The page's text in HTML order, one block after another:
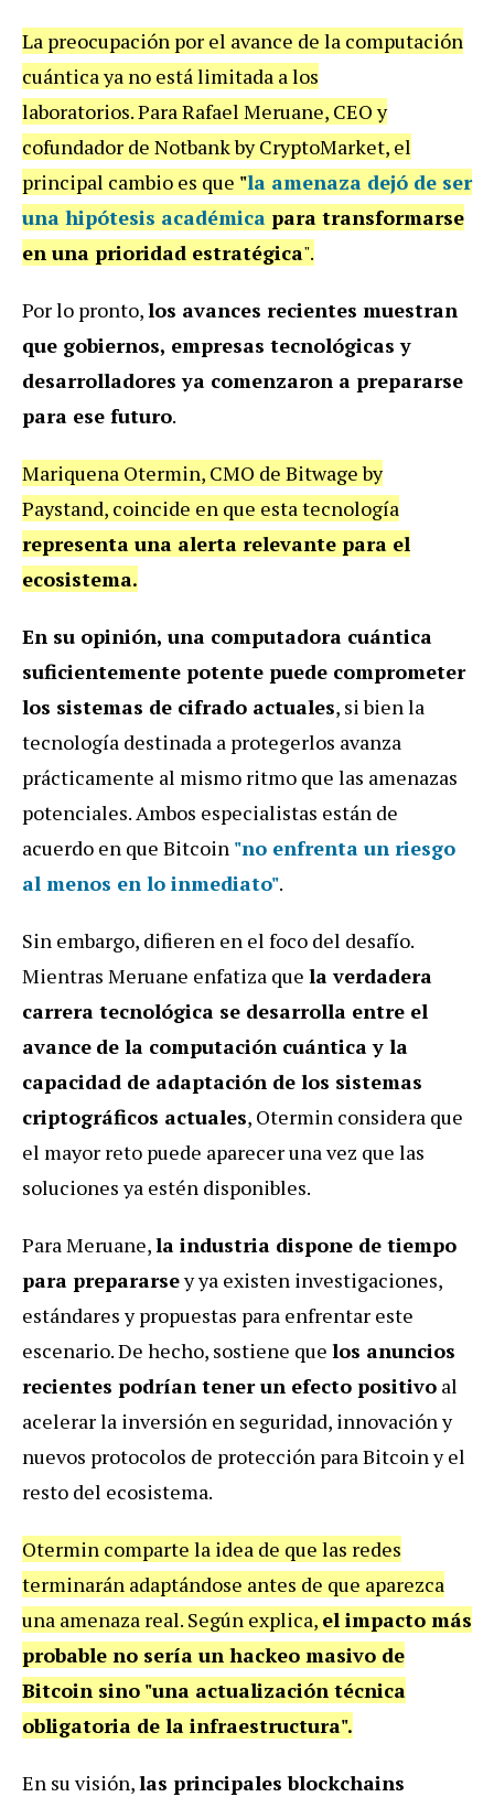
La preocupación por el avance de la computación
cuántica ya no está limitada a los
laboratorios. Para Rafael Meruane, CEO y
cofundador de Notbank by CryptoMarket, el
principal cambio es que "la amenaza dejó de ser
una hipótesis académica para transformarse
en una prioridad estratégica".
Por lo pronto,los avances recientes muestran
que gobiernos, empresas tecnológicas y
desarrolladores ya comenzaron a prepararse
para ese futuro.
Mariquena Otermin, CMO de Bitwage by
Paystand, coincide en que esta tecnología
representa una alerta relevante para el
ecosistema.
En su opinión, una computadora cuántica
suficientemente potente puede comprometer
los sistemas de cifrado actuales, si bien la
tecnología destinada a protegerlos avanza
prácticamente al mismo ritmo que las amenazas
potenciales. Ambos especialistas están de
acuerdo en que Bitcoin "no enfrenta un riesgo
al menos en lo inmediato".
Sin embargo, difieren en el foco del desafío.
Mientras Meruane enfatiza que la verdadera
carrera tecnológica se desarrolla entre el
avance de la computación cuántica y la
capacidad de adaptación de los sistemas
criptográficos actuales, Otermin considera que
el mayor reto puede aparecer una vez que las
soluciones ya estén disponibles.
Para Meruane,la industria dispone de tiempo
para prepararsey ya existen investigaciones,
estándares y propuestas para enfrentar este
escenario. De hecho, sostiene que los anuncios
recientes podrían tener un efecto positivo al
acelerar la inversión en seguridad, innovación y
nuevos protocolos de protección para Bitcoin y el
resto del ecosistema.
Otermin comparte la idea de que las redes
terminarán adaptándose antes de que aparezca
una amenaza real. Según explica, el impacto más
probable no sería un hackeo masivo de
Bitcoin sino "una actualización técnica
obligatoria de la infraestructura".
En su visión,las principales blockchains